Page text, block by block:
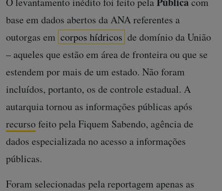
base em dados abertos da ANA referentes a
outorgas em corpos hídricos de domínio da União
– aqueles que estão em área de fronteira ou que se
estendem por mais de um estado. Não foram
incluídos, portanto, os de controle estadual. A
autarquia tornou as informações públicas após
recursofeito pela Fiquem Sabendo, agência de
dados especializada no acesso a informações
públicas.
Foram selecionadas pela reportagem apenas as